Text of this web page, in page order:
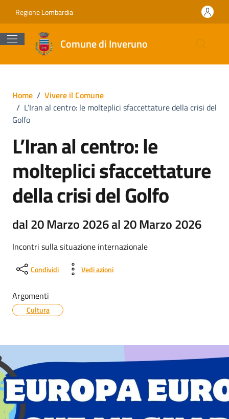
Regione Lombardia
Comune di Inveruno
Home / Vivere il Comune
/ L’Iran al centro: le molteplici sfaccettature della crisi del
Golfo
L’Iran al centro: le
molteplici sfaccettature
della crisi del Golfo
dal 20 Marzo 2026 al 20 Marzo 2026
Incontri sulla situazione internazionale
Condividi Vedi azioni
Argomenti
Cultura